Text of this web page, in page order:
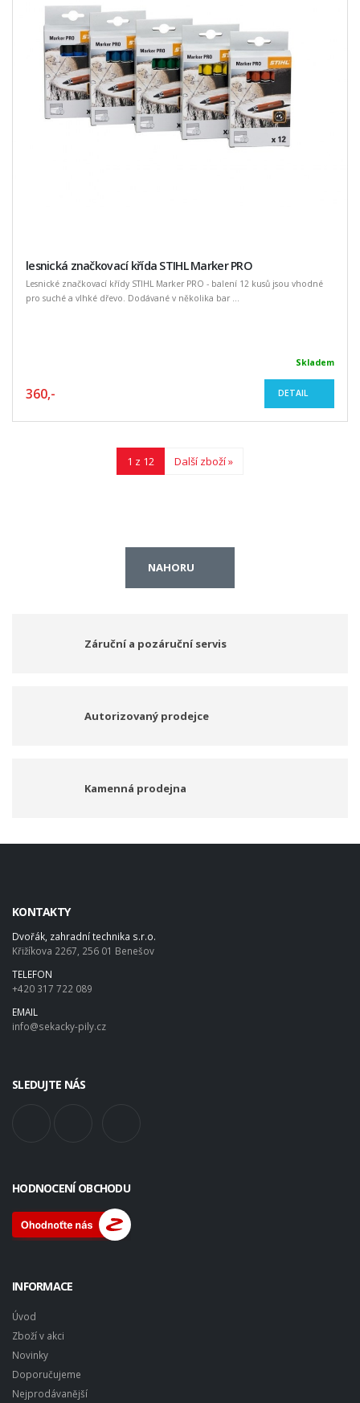
lesnická značkovací křída STIHL Marker PRO
Lesnické značkovací křídy STIHL Marker PRO - balení 12 kusů jsou vhodné
pro suché a vlhké dřevo. Dodávané v několika bar ...
Skladem
360,- DETAIL
1 z 12 Další zboží »
NAHORU
Záruční a pozáruční servis
Autorizovaný prodejce
Kamenná prodejna
KONTAKTY
Dvořák, zahradní technika s.r.o.
Křižíkova 2267, 256 01 Benešov
TELEFON
+420 317 722 089
EMAIL
info@sekacky-pily.cz
SLEDUJTE NÁS
HODNOCENÍ OBCHODU
INFORMACE
Úvod
Zboží v akci
Novinky
Doporučujeme
Nejprodávanější